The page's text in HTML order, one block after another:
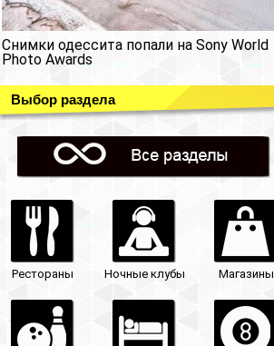
Снимки одессита попали на Sony World
Photo Awards
Выбор раздела
Рестораны Ночные клубы Магазины